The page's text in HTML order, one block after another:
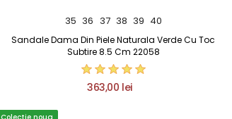
35 36 37 38 39 40
Sandale Dama Din Piele Naturala Verde Cu Toc
Subtire 8.5 Cm 22058
363,00 lei